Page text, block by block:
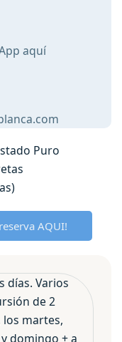
aquí
Puro
AQUI!
días. Varios
de 2
los martes,
domingo + a